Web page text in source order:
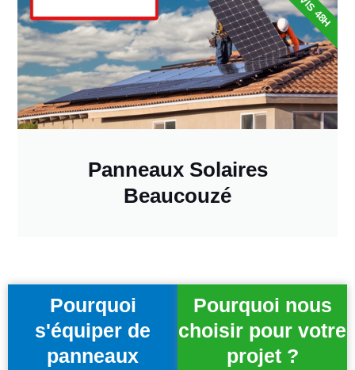
Panneaux Solaires
Beaucouzé
Pourquoi
s'équiper de
panneaux
Pourquoi nous
choisir pour votre
projet ?